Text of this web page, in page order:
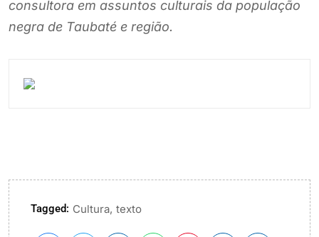
consultora em assuntos culturais da população
negra de Taubaté e região.
Tagged: Cultura, texto